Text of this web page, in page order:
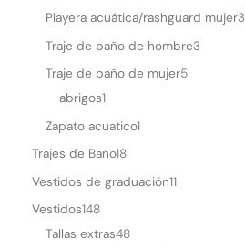
Playera acuática/rashguard mujer3
Traje de baño de hombre3
Traje de baño de mujer5
abrigos1
Zapato acuatico1
Trajes de Baño18
Vestidos de graduación11
Vestidos148
Tallas extras48